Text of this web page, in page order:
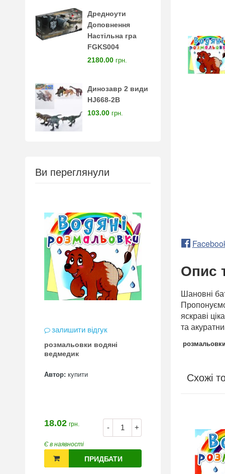
Дредноути
Доповнення
Настільна гра
FGKS004
2180.00 грн.
Динозавр 2 види
HJ668-2B
103.00 грн.
Ви переглянули
залишити відгук
розмальовки водяні
ведмедик
Автор: купити
- +
18.02 грн.
Є в наявності
ПРИДБАТИ
Опис
Шановні
яскраві
та
Схожі